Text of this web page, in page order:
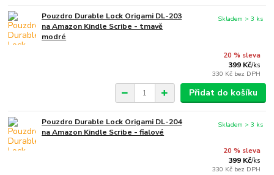
Pouzdro Durable Lock Origami DL-203
na Amazon Kindle Scribe - tmavě
modré
20 % sleva
399 Kč/ks
330 Kč bez DPH
Skladem > 3 ks
Přidat do košíku
Pouzdro Durable Lock Origami DL-204
na Amazon Kindle Scribe - fialové
20 % sleva
399 Kč/ks
330 Kč bez DPH
Skladem > 3 ks